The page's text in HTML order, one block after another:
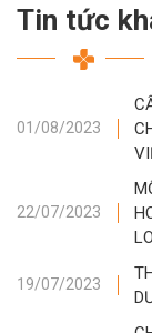
Tin tức
01/08/2023
22/07/2023
19/07/2023